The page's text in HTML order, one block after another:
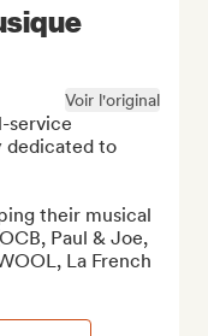
Voir l'original
service
dedicated to
their musical
Paul & Joe,
La French